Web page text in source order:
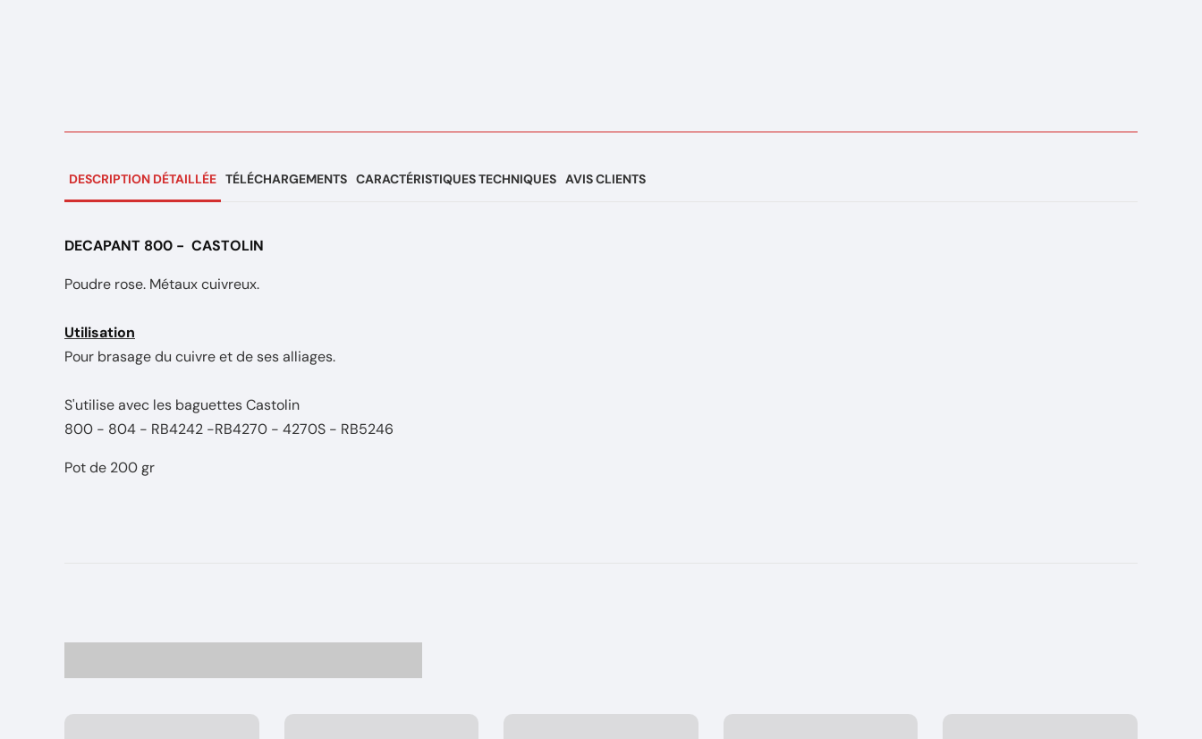
DESCRIPTION DÉTAILLÉE TÉLÉCHARGEMENTS CARACTÉRISTIQUES TECHNIQUES AVIS CLIENTS
DECAPANT 800 - CASTOLIN
Poudre rose. Métaux cuivreux.
Utilisation
Pour brasage du cuivre et de ses alliages.
S'utilise avec les baguettes Castolin
800 - 804 - RB4242 -RB4270 - 4270S - RB5246
Pot de 200 gr